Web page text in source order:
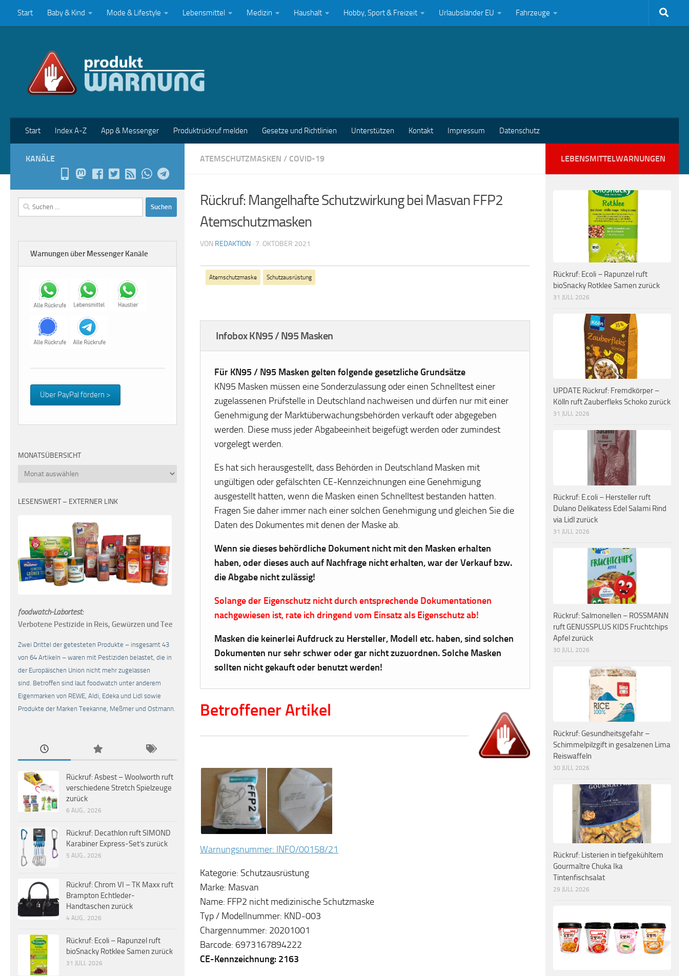
Zum Inhalt springen
Start Baby & Kind Mode & Lifestyle Lebensmittel Medizin Haushalt Hobby, Sport & Freizeit Urlaubsländer EU Fahrzeuge
Start Index A-Z App & Messenger Produktrückruf melden Gesetze und Richtlinien Unterstützen Kontakt Impressum Datenschutz
ATEMSCHUTZMASKEN / COVID-19
Rückruf: Mangelhafte Schutzwirkung bei Masvan FFP2
Atemschutzmasken
VON REDAKTION · 7. OKTOBER 2021
Atemschutzmaske Schutzausrüstung
Infobox KN95 / N95 Masken
Für KN95 / N95 Masken gelten folgende gesetzliche Grundsätze
KN95 Masken müssen eine Sonderzulassung oder einen Schnelltest einer
zugelassenen Prüfstelle in Deutschland nachweisen und dürfen nur mit einer
Genehmigung der Marktüberwachungsbehörden verkauft oder abgegeben
werden. Diese muss jeder Abgabeeinheit beigefügt werden oder zumindest
vorgelegt werden.
Es hat sich herausgestellt, dass Behörden in Deutschland Masken mit
ungültigen oder gefälschten CE-Kennzeichnungen eine Genehmigung
ausgestellt hatten, wenn die Masken einen Schnelltest bestanden hatten.
Fragen Sie daher immer nach einer solchen Genehmigung und gleichen Sie die
Daten des Dokumentes mit denen der Maske ab.
Wenn sie dieses behördliche Dokument nicht mit den Masken erhalten
haben, oder dieses auch auf Nachfrage nicht erhalten, war der Verkauf bzw.
die Abgabe nicht zulässig!
Solange der Eigenschutz nicht durch entsprechende Dokumentationen
nachgewiesen ist, rate ich dringend vom Einsatz als Eigenschutz ab!
Masken die keinerlei Aufdruck zu Hersteller, Modell etc. haben, sind solchen
Dokumenten nur sehr schwer oder gar nicht zuzuordnen. Solche Masken
sollten nicht gekauft oder benutzt werden!
Betroffener Artikel
Warnungsnummer: INFO/00158/21
Kategorie: Schutzausrüstung
Marke: Masvan
Name: FFP2 nicht medizinische Schutzmaske
Typ / Modellnummer: KND-003
Chargennummer: 20201001
Barcode: 6973167894222
CE-Kennzeichnung: 2163
KANÄLE
Suchen
nach:
Warnungen über Messenger Kanäle
Über PayPal fördern >
MONATSÜBERSICHT
Monatsübersicht
LESENSWERT – EXTERNER LINK
foodwatch-Labortest:
Verbotene Pestizide in Reis, Gewürzen und Tee
Zwei Drittel der getesteten Produkte – insgesamt 43
von 64 Artikeln – waren mit Pestiziden belastet, die in
der Europäischen Union nicht mehr zugelassen
sind. Betroffen sind laut foodwatch unter anderem
Eigenmarken von REWE, Aldi, Edeka und Lidl sowie
Produkte der Marken Teekanne, Meßmer und Ostmann.
Rückruf: Asbest – Woolworth ruft
verschiedene Stretch Spielzeuge
zurück
6 AUG., 2026
Rückruf: Decathlon ruft SIMOND
Karabiner Express-Set’s zurück
5 AUG., 2026
Rückruf: Chrom VI – TK Maxx ruft
Brampton Echtleder-
Handtaschen zurück
4 AUG., 2026
Rückruf: Ecoli – Rapunzel ruft
bioSnacky Rotklee Samen zurück
31 JULI, 2026
LEBENSMITTELWARNUNGEN
Rückruf: Ecoli – Rapunzel ruft
bioSnacky Rotklee Samen zurück
31 JULI, 2026
UPDATE Rückruf: Fremdkörper –
Kölln ruft Zauberfleks Schoko zurück
31 JULI, 2026
Rückruf: E.coli – Hersteller ruft
Dulano Delikatess Edel Salami Rind
via Lidl zurück
31 JULI, 2026
Rückruf: Salmonellen – ROSSMANN
ruft GENUSSPLUS KIDS Fruchtchips
Apfel zurück
30 JULI, 2026
Rückruf: Gesundheitsgefahr –
Schimmelpilzgift in gesalzenen Lima
Reiswaffeln
30 JULI, 2026
Rückruf: Listerien in tiefgekühltem
Gourmaître Chuka Ika
Tintenfischsalat
29 JULI, 2026